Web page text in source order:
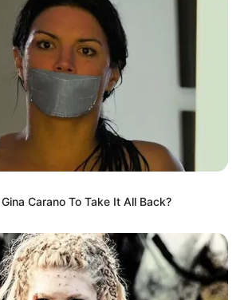
Carano To Take It All Back?